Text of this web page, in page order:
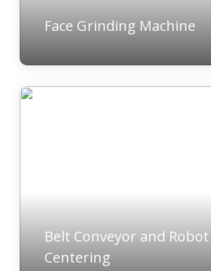
Face Grinding Machine
Belt Conveyor and Robot
Centering